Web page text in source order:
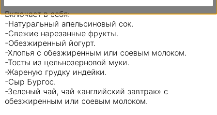
Включает в себя:
-Натуральный апельсиновый сок.
-Свежие нарезанные фрукты.
-Обезжиренный йогурт.
-Хлопья с обезжиренным или соевым молоком.
-Тосты из цельнозерновой муки.
-Жареную грудку индейки.
-Сыр Бургос.
-Зеленый чай, чай «английский завтрак» с
обезжиренным или соевым молоком.